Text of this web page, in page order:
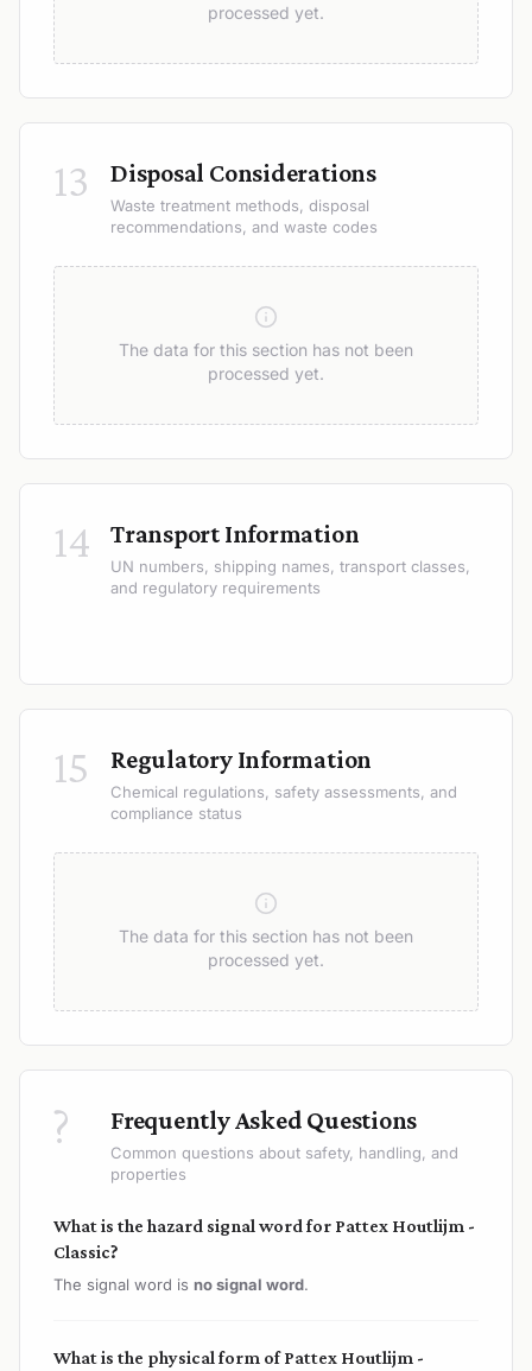
processed yet.
13 Disposal Considerations
Waste treatment methods, disposal
recommendations, and waste codes
The data for this section has not been
processed yet.
14 Transport Information
UN numbers, shipping names, transport classes,
and regulatory requirements
15 Regulatory Information
Chemical regulations, safety assessments, and
compliance status
The data for this section has not been
processed yet.
? Frequently Asked Questions
Common questions about safety, handling, and
properties
What is the hazard signal word for Pattex Houtlijm -
Classic?
The signal word is no signal word.
What is the physical form of Pattex Houtlijm -